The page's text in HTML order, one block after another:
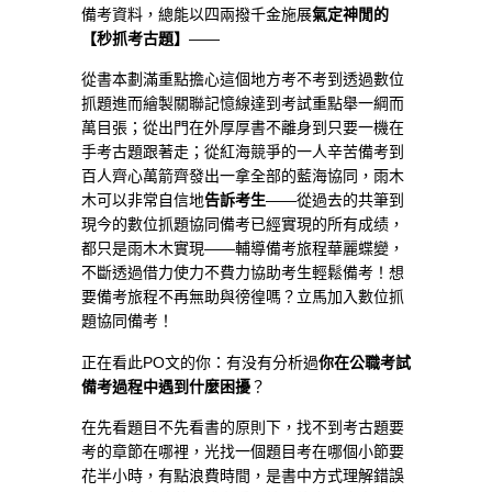
備考資料，總能以四兩撥千金施展氣定神閒的
【秒抓考古題】 ——
從書本劃滿重點擔心這個地方考不考到透過數位
抓題進而繪製關聯記憶線達到考試重點舉一綱而
萬目張；從出門在外厚厚書不離身到只要一機在
手考古題跟著走；從紅海競爭的一人辛苦備考到
百人齊心萬箭齊發出一拿全部的藍海協同，雨木
木可以非常自信地告訴考生——從過去的共筆到
現今的數位抓題協同備考已經實現的所有成绩，
都只是雨木木實現——輔導備考旅程華麗蝶變，
不斷透過借力使力不費力協助考生輕鬆備考！想
要備考旅程不再無助與徬徨嗎？立馬加入數位抓
題協同備考！
正在看此PO文的你：有没有分析過你在公職考試
備考過程中遇到什麼困擾？
在先看題目不先看書的原則下，找不到考古題要
考的章節在哪裡，光找一個題目考在哪個小節要
花半小時，有點浪費時間，是書中方式理解錯誤